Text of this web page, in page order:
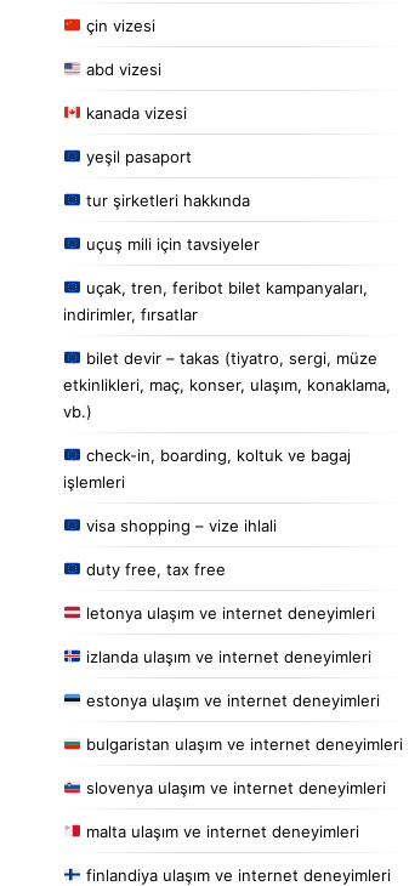
çin vizesi
abd vizesi
kanada vizesi
yeşil pasaport
tur şirketleri hakkında
uçuş mili için tavsiyeler
uçak, tren, feribot bilet kampanyaları,
indirimler, fırsatlar
bilet devir – takas (tiyatro, sergi, müze
etkinlikleri, maç, konser, ulaşım, konaklama,
vb.)
check-in, boarding, koltuk ve bagaj
işlemleri
visa shopping – vize ihlali
duty free, tax free
letonya ulaşım ve internet deneyimleri
izlanda ulaşım ve internet deneyimleri
estonya ulaşım ve internet deneyimleri
bulgaristan ulaşım ve internet deneyimleri
slovenya ulaşım ve internet deneyimleri
malta ulaşım ve internet deneyimleri
finlandiya ulaşım ve internet deneyimleri